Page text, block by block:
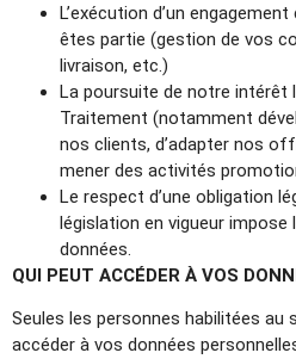
L’exécution d’un
êtes partie (gestion de vos
livraison, etc.)
La poursuite de notre intérêt
Traitement (notamment
nos clients, d’adapter nos
mener des activités
Le respect d’une obligation
législation en vigueur
données.
QUI PEUT ACCÉDER À VOS
Seules les personnes habilitées au
accéder à vos données